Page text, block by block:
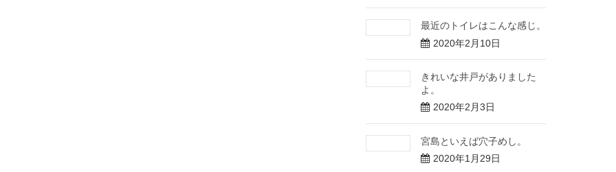
最近のトイレはこんな感じ。
2020年2月10日
きれいな井戸がありました
よ。
2020年2月3日
宮島といえば穴子めし。
2020年1月29日